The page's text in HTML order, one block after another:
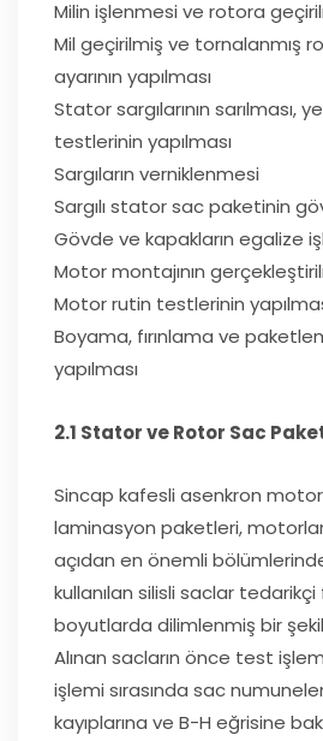
Milin işlenmesi ve rotora
Mil geçirilmiş ve tornalanmış
ayarının yapılması
Stator sargılarının sarılması,
testlerinin yapılması
Sargıların verniklenmesi
Sargılı stator sac paketinin
Gövde ve kapakların egalize
Motor montajının
Motor rutin testlerinin
Boyama, fırınlama ve
yapılması
2.1 Stator ve Rotor Sac
Sincap kafesli asenkron
laminasyon paketleri,
açıdan en önemli
kullanılan silisli saclar
boyutlarda dilimlenmiş bir
Alınan sacların önce test
işlemi sırasında sac
kayıplarına ve B-H eğrisine